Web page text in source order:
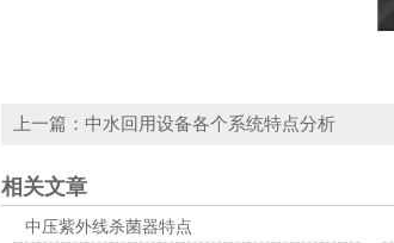
上一篇：中水回用设备各个系统特点分析
相关文章
中压紫外线杀菌器特点